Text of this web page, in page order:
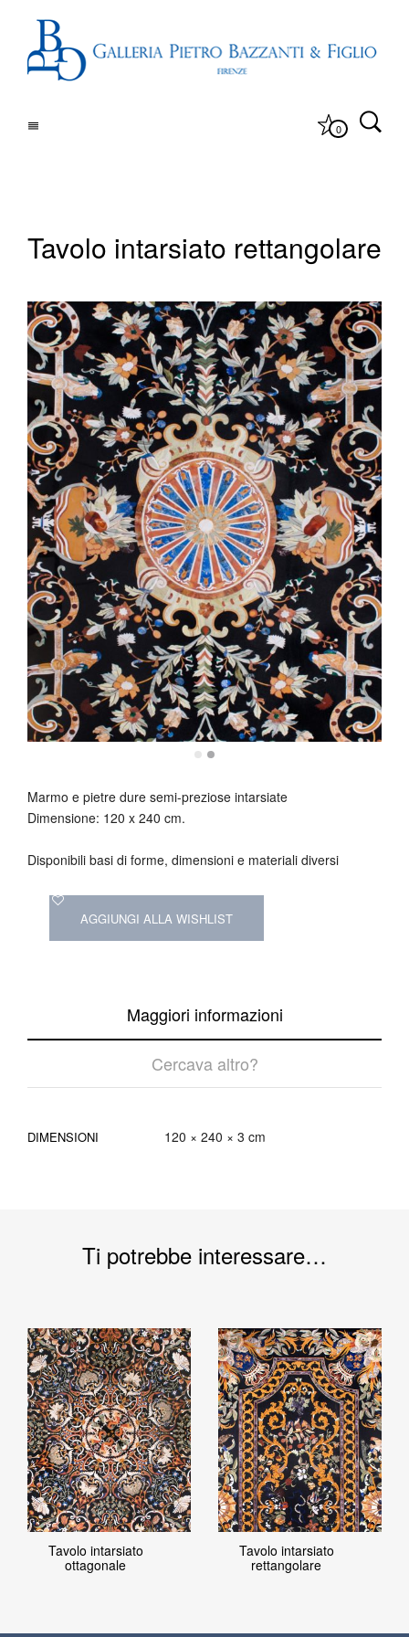
0
Tavolo intarsiato rettangolare
Marmo e pietre dure semi-preziose intarsiate
Dimensione: 120 x 240 cm.
Disponibili basi di forme, dimensioni e materiali diversi
AGGIUNGI ALLA WISHLIST
Maggiori informazioni
Cercava altro?
DIMENSIONI 120 × 240 × 3 cm
Ti potrebbe interessare…
Tavolo intarsiato
ottagonale
Tavolo intarsiato
rettangolare